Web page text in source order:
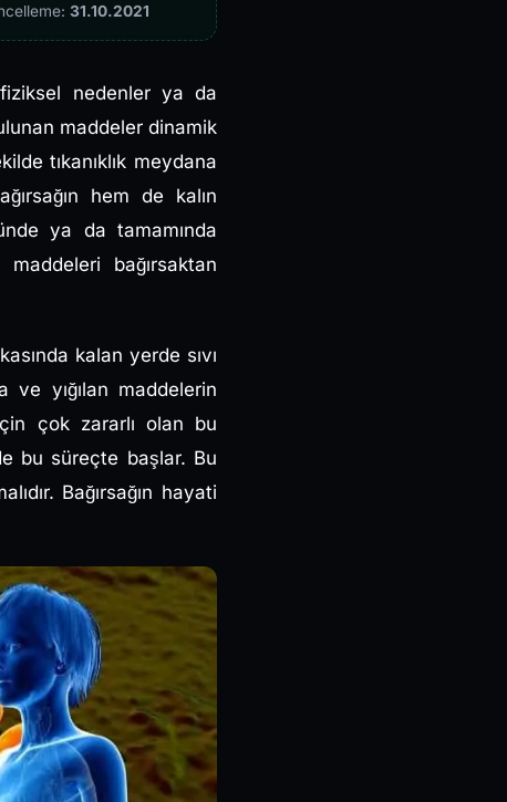
31.10.2021
nedenler ya da
maddeler dinamik
tıkanıklık meydana
hem de kalın
ya da tamamında
bağırsaktan
kalan yerde sıvı
ve yığılan maddelerin
çok zararlı olan bu
bu süreçte başlar. Bu
Bağırsağın hayati